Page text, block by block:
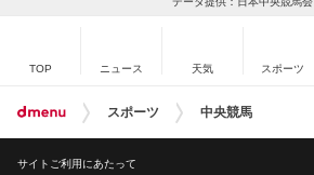
TOP ニュース 天気 スポーツ
スポーツ 中央競馬
サイトご利用にあたって